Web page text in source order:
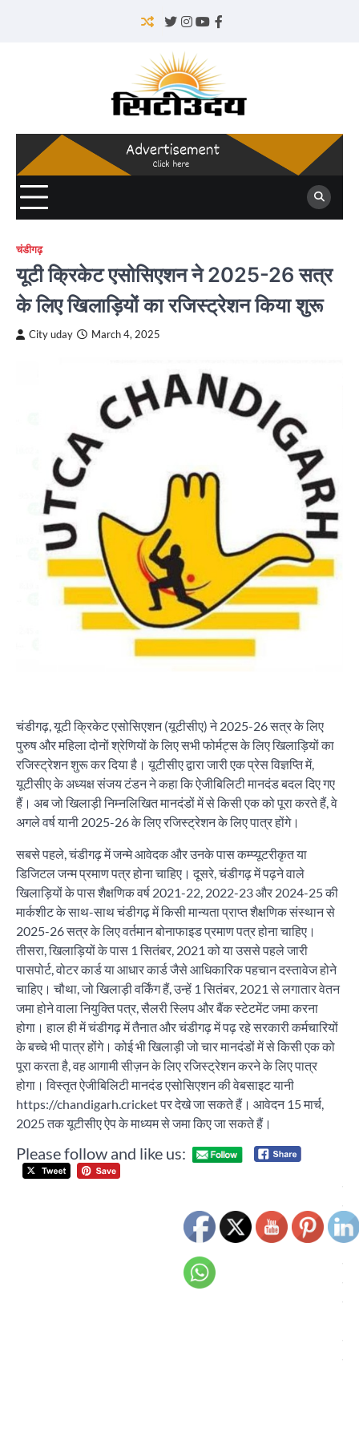
Twitter
Instagram
YouTube
Facebook
चंडीगढ़
यूटी क्रिकेट एसोसिएशन ने 2025-26 सत्र
के लिए खिलाड़ियों का रजिस्ट्रेशन किया शुरू
City uday March 4, 2025
चंडीगढ़, यूटी क्रिकेट एसोसिएशन (यूटीसीए) ने 2025-26 सत्र के लिए
पुरुष और महिला दोनों श्रेणियों के लिए सभी फोर्मट्स के लिए खिलाड़ियों का
रजिस्ट्रेशन शुरू कर दिया है। यूटीसीए द्वारा जारी एक प्रेस विज्ञप्ति में,
यूटीसीए के अध्यक्ष संजय टंडन ने कहा कि ऐजीबिलिटी मानदंड बदल दिए गए
हैं। अब जो खिलाड़ी निम्नलिखित मानदंडों में से किसी एक को पूरा करते हैं, वे
अगले वर्ष यानी 2025-26 के लिए रजिस्ट्रेशन के लिए पात्र होंगे।
सबसे पहले, चंडीगढ़ में जन्मे आवेदक और उनके पास कम्प्यूटरीकृत या
डिजिटल जन्म प्रमाण पत्र होना चाहिए। दूसरे, चंडीगढ़ में पढ़ने वाले
खिलाड़ियों के पास शैक्षणिक वर्ष 2021-22, 2022-23 और 2024-25 की
मार्कशीट के साथ-साथ चंडीगढ़ में किसी मान्यता प्राप्त शैक्षणिक संस्थान से
2025-26 सत्र के लिए वर्तमान बोनाफाइड प्रमाण पत्र होना चाहिए।
तीसरा, खिलाड़ियों के पास 1 सितंबर, 2021 को या उससे पहले जारी
पासपोर्ट, वोटर कार्ड या आधार कार्ड जैसे आधिकारिक पहचान दस्तावेज होने
चाहिए। चौथा, जो खिलाड़ी वर्किंग हैं, उन्हें 1 सितंबर, 2021 से लगातार वेतन
जमा होने वाला नियुक्ति पत्र, सैलरी स्लिप और बैंक स्टेटमेंट जमा करना
होगा। हाल ही में चंडीगढ़ में तैनात और चंडीगढ़ में पढ़ रहे सरकारी कर्मचारियों
के बच्चे भी पात्र होंगे। कोई भी खिलाड़ी जो चार मानदंडों में से किसी एक को
पूरा करता है, वह आगामी सीज़न के लिए रजिस्ट्रेशन करने के लिए पात्र
होगा। विस्तृत ऐजीबिलिटी मानदंड एसोसिएशन की वेबसाइट यानी
https://chandigarh.cricket पर देखे जा सकते हैं। आवेदन 15 मार्च,
2025 तक यूटीसीए ऐप के माध्यम से जमा किए जा सकते हैं।
Please follow and like us:
Post